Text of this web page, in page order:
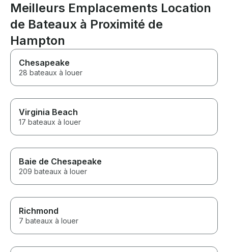
Meilleurs Emplacements Location
de Bateaux à Proximité de
Hampton
Chesapeake
28 bateaux à louer
Virginia Beach
17 bateaux à louer
Baie de Chesapeake
209 bateaux à louer
Richmond
7 bateaux à louer